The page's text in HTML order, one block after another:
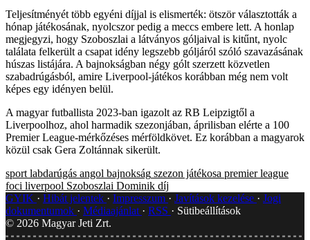
Teljesítményét több egyéni díjjal is elismerték: ötször választották a
hónap játékosának, nyolcszor pedig a meccs embere lett. A honlap
megjegyzi, hogy Szoboszlai a látványos góljaival is kitűnt, nyolc
találata felkerült a csapat idény legszebb góljáról szóló szavazásának
húszas listájára. A bajnokságban négy gólt szerzett közvetlen
szabadrúgásból, amire Liverpool-játékos korábban még nem volt
képes egy idényen belül.
A magyar futballista 2023-ban igazolt az RB Leipzigtől a
Liverpoolhoz, ahol harmadik szezonjában, áprilisban elérte a 100
Premier League-mérkőzéses mérföldkövet. Ez korábban a magyarok
közül csak Gera Zoltánnak sikerült.
sport labdarúgás angol bajnokság szezon játékosa premier league
foci liverpool Szoboszlai Dominik díj
GYIK
Hibát jelentek Impresszum Javítások kezelése
Jogi
dokumentumok
Médiaajánlat RSS
Sütibeállítások
© 2026 Magyar Jeti Zrt.